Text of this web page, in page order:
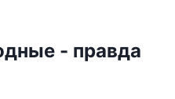
- правда